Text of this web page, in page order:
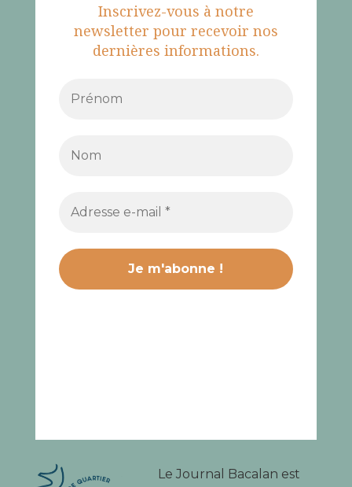
Inscrivez-vous à notre
newsletter pour recevoir nos
dernières informations.
Le Journal Bacalan est